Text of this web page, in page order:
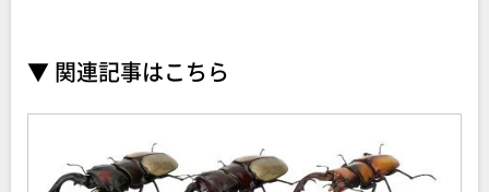
▼ 関連記事はこちら